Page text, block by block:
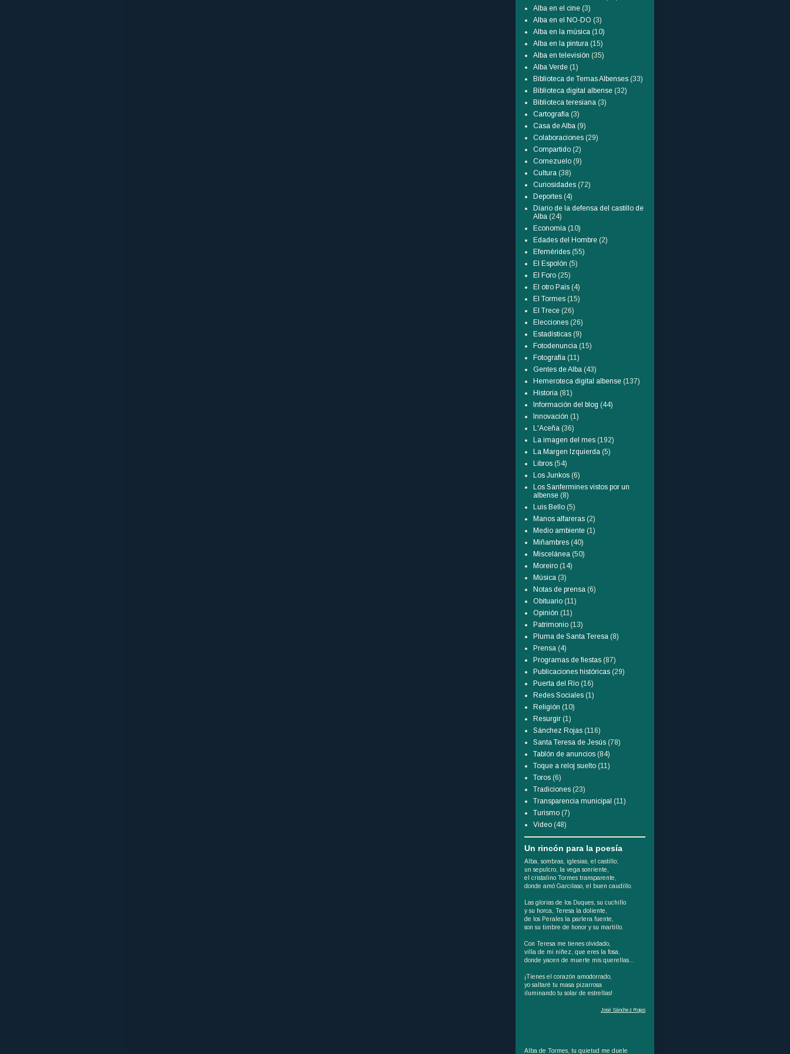
Alba en el cine (3)
Alba en el NO-DO (3)
Alba en la música (10)
Alba en la pintura (15)
Alba en televisión (35)
Alba Verde (1)
Biblioteca de Temas Albenses (33)
Biblioteca digital albense (32)
Biblioteca teresiana (3)
Cartografía (3)
Casa de Alba (9)
Colaboraciones (29)
Compartido (2)
Cornezuelo (9)
Cultura (38)
Curiosidades (72)
Deportes (4)
Diario de la defensa del castillo de
Alba (24)
Economía (10)
Edades del Hombre (2)
Efemérides (55)
El Espolón (5)
El Foro (25)
El otro País (4)
El Tormes (15)
El Trece (26)
Elecciones (26)
Estadísticas (9)
Fotodenuncia (15)
Fotografía (11)
Gentes de Alba (43)
Hemeroteca digital albense (137)
Historia (81)
Información del blog (44)
Innovación (1)
L'Aceña (36)
La imagen del mes (192)
La Margen Izquierda (5)
Libros (54)
Los Junkos (6)
Los Sanfermines vistos por un
albense (8)
Luis Bello (5)
Manos alfareras (2)
Medio ambiente (1)
Miñambres (40)
Miscelánea (50)
Moreiro (14)
Música (3)
Notas de prensa (6)
Obituario (11)
Opinión (11)
Patrimonio (13)
Pluma de Santa Teresa (8)
Prensa (4)
Programas de fiestas (87)
Publicaciones históricas (29)
Puerta del Río (16)
Redes Sociales (1)
Religión (10)
Resurgir (1)
Sánchez Rojas (116)
Santa Teresa de Jesús (78)
Tablón de anuncios (84)
Toque a reloj suelto (11)
Toros (6)
Tradiciones (23)
Transparencia municipal (11)
Turismo (7)
Video (48)
Un rincón para la poesía
Alba, sombras, iglesias, el castillo;
un sepulcro, la vega sonriente,
el cristalino Tormes transparente,
donde amó Garcilaso, el buen caudillo.
Las glorias de los Duques, su cuchillo
y su horca, Teresa la doliente,
de los Perales la parlera fuente,
son su timbre de honor y su martillo.
Con Teresa me tienes olvidado,
villa de mi niñez, que eres la fosa,
donde yacen de muerte mis querellas...
¡Tienes el corazón amodorrado,
yo saltaré tu masa pizarrosa
iluminando tu solar de estrellas!
José Sánchez Rojas
Alba de Tormes, tu quietud me duele